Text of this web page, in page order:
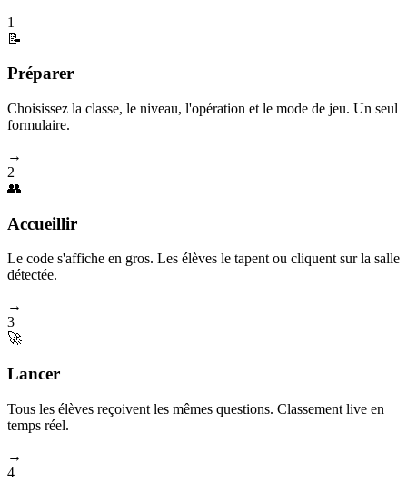
1
📝
Préparer
Choisissez la classe, le niveau, l'opération et le mode de jeu. Un seul
formulaire.
→
2
👥
Accueillir
Le code s'affiche en gros. Les élèves le tapent ou cliquent sur la salle
détectée.
→
3
🚀
Lancer
Tous les élèves reçoivent les mêmes questions. Classement live en
temps réel.
→
4